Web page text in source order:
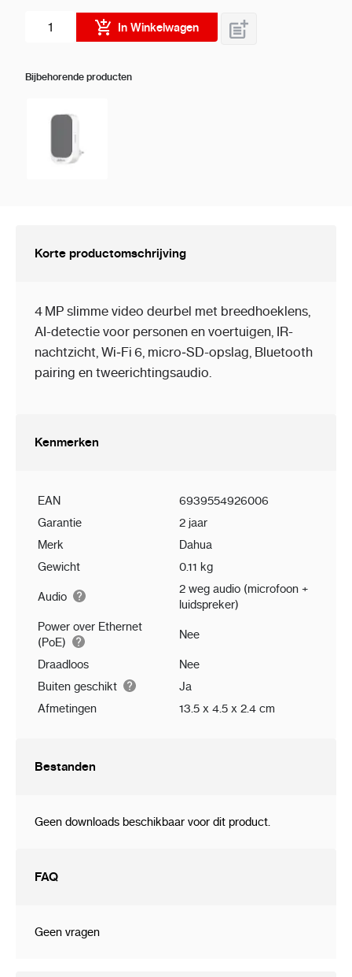
In Winkelwagen
Bijbehorende producten
Korte productomschrijving
4 MP slimme video deurbel met breedhoeklens,
AI-detectie voor personen en voertuigen, IR-
nachtzicht, Wi‑Fi 6, micro‑SD-opslag, Bluetooth
pairing en tweerichtingsaudio.
Kenmerken
EAN
6939554926006
Garantie
2 jaar
Merk
Dahua
Gewicht
0.11 kg
Audio
2 weg audio (microfoon +
luidspreker)
Power over Ethernet
(PoE)
Nee
Draadloos
Nee
Buiten geschikt
Ja
Afmetingen
13.5 x 4.5 x 2.4 cm
Bestanden
Geen downloads beschikbaar voor dit product.
FAQ
Geen vragen